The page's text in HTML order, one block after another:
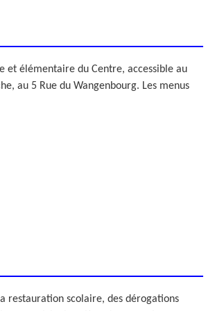
et élémentaire du Centre, accessible au
au 5 Rue du Wangenbourg. Les menus
restauration scolaire, des dérogations